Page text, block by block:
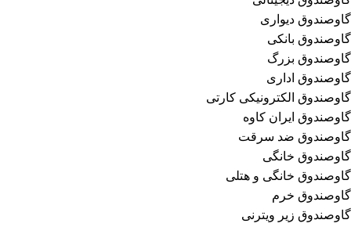
گاوصندوق دیواری
گاوصندوق بانکی
گاوصندوق بزرگ
گاوصندوق اداری
گاوصندوق الکترونیکی کارتی
گاوصندوق ایران کاوه
گاوصندوق ضد سرقت
گاوصندوق خانگی
گاوصندوق خانگی و هتلی
گاوصندوق خرم
گاوصندوق زیر ویترنی